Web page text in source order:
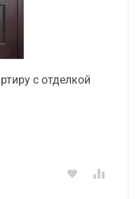
с отделкой